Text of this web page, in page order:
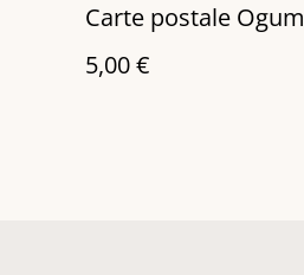
Carte postale Ogum
5,00 €